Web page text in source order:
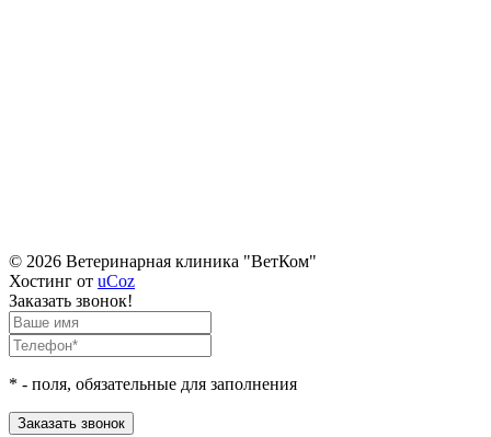
© 2026 Ветеринарная клиника "ВетКом"
Хостинг от uCoz
Заказать звонок!
* - поля, обязательные для заполнения